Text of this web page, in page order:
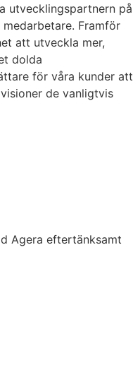
utvecklingspartnern på
Framför
att utveckla mer,
dolda
för våra kunder att
de vanligtvis
Agera eftertänksamt